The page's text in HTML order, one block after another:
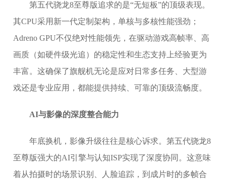
第五代骁龙8至尊版追求的是“无短板”的顶级表现。
其CPU采用新一代定制架构，单核与多核性能强劲；
Adreno GPU不仅绝对性能领先，在驱动游戏高帧率、高
画质（如硬件级光追）的稳定性和生态支持上经验更为
丰富。这确保了旗舰机无论是应对日常多任务、大型游
戏还是专业应用，都能提供持续、可靠的顶级流畅度。
AI与影像的深度整合能力
年底换机，影像升级往往是核心诉求。第五代骁龙8
至尊版强大的AI引擎与认知ISP实现了深度协同。这意味
着从拍摄时的场景识别、人脸追踪，到成片时的多帧合